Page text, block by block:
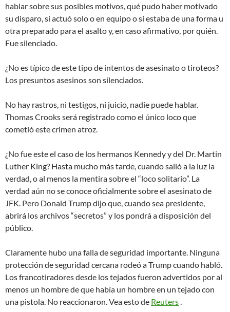
hablar sobre sus posibles motivos, qué pudo haber motivado
su disparo, si actuó solo o en equipo o si estaba de una forma u
otra preparado para el asalto y, en caso afirmativo, por quién.
Fue silenciado.
¿No es típico de este tipo de intentos de asesinato o tiroteos?
Los presuntos asesinos son silenciados.
No hay rastros, ni testigos, ni juicio, nadie puede hablar.
Thomas Crooks será registrado como el único loco que
cometió este crimen atroz.
¿No fue este el caso de los hermanos Kennedy y del Dr. Martin
Luther King? Hasta mucho más tarde, cuando salió a la luz la
verdad, o al menos la mentira sobre el “loco solitario”. La
verdad aún no se conoce oficialmente sobre el asesinato de
JFK. Pero Donald Trump dijo que, cuando sea presidente,
abrirá los archivos “secretos” y los pondrá a disposición del
público.
Claramente hubo una falla de seguridad importante. Ninguna
protección de seguridad cercana rodeó a Trump cuando habló.
Los francotiradores desde los tejados fueron advertidos por al
menos un hombre de que había un hombre en un tejado con
una pistola. No reaccionaron. Vea esto de Reuters.